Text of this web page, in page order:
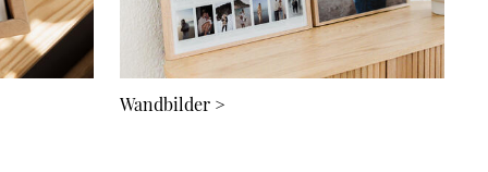
Wandbilder >